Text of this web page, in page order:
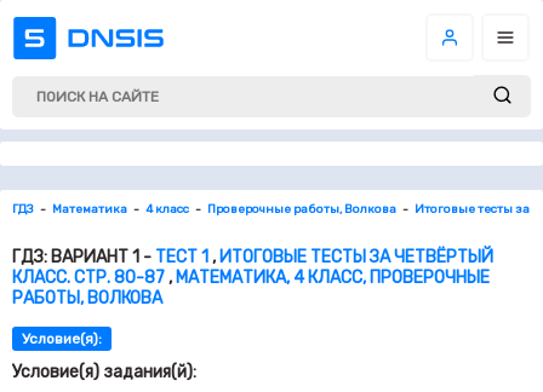
ГДЗ Математика 4 класс Проверочные работы, Волкова Итоговые тесты за
ГДЗ: ВАРИАНТ 1 - ТЕСТ 1, ИТОГОВЫЕ ТЕСТЫ ЗА ЧЕТВЁРТЫЙ
КЛАСС. СТР. 80-87, МАТЕМАТИКА, 4 КЛАСС, ПРОВЕРОЧНЫЕ
РАБОТЫ, ВОЛКОВА
Условие(я):
Условие(я) задания(й):